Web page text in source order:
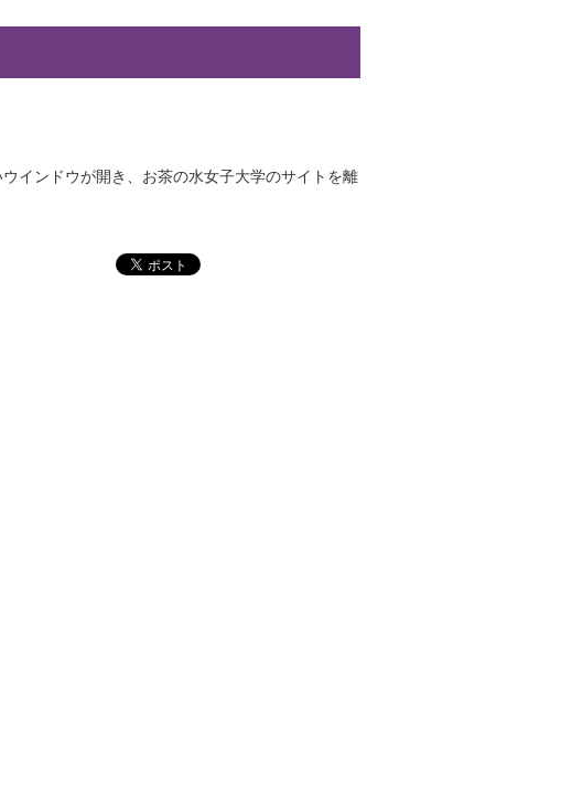
インドウが開き、お茶の水女子大学のサイトを離